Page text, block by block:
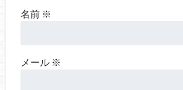
名前 ※
メール ※